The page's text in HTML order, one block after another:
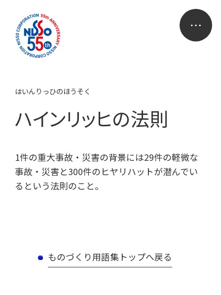
ハインリッヒの法則
はいんりっひのほうそく
1件の重大事故・災害の背景には29件の軽微な
事故・災害と300件のヒヤリハットが潜んでい
るという法則のこと。
ものづくり用語集トップへ戻る